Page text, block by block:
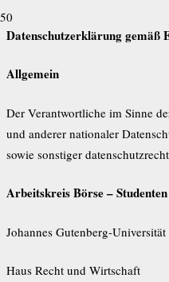
Datenschutzerklärung gemäß
Allgemein
Der Verantwortliche im Sinne
und anderer nationaler
sowie sonstiger
Arbeitskreis Börse –
Johannes Gutenberg-
Haus Recht und Wirtschaft